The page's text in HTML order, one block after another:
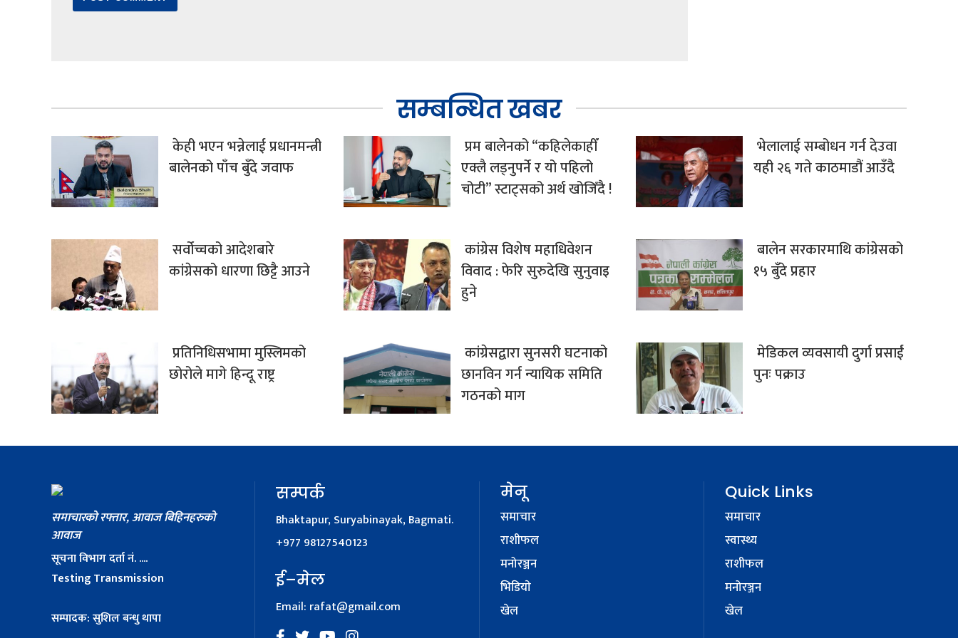
सम्बन्धित खबर
केही भएन भन्नेलाई प्रधानमन्त्री
बालेनको पाँच बुँदे जवाफ
प्रम बालेनको “कहिलेकाहीँ
एक्लै लड्नुपर्ने र यो पहिलो
चोटी” स्टाट्सको अर्थ खोजिँदै !
भेलालाई सम्बोधन गर्न देउवा
यही २६ गते काठमाडौं आउँदै
सर्वोच्चको आदेशबारे
कांग्रेसको धारणा छिट्टै आउने
कांग्रेस विशेष महाधिवेशन
विवाद : फेरि सुरुदेखि सुनुवाइ
हुने
बालेन सरकारमाथि कांग्रेसको
१५ बुँदे प्रहार
प्रतिनिधिसभामा मुस्लिमको
छोरोले मागे हिन्दू राष्ट्र
कांग्रेसद्वारा सुनसरी घटनाको
छानविन गर्न न्यायिक समिति
गठनको माग
मेडिकल व्यवसायी दुर्गा प्रसाईं
पुनः पक्राउ
समाचारको रफ्तार, आवाज बिहिनहरुको
आवाज
सूचना विभाग दर्ता नं. ....
Testing Transmission
सम्पादक: सुशिल बन्धु थापा
सम्पर्क
Bhaktapur, Suryabinayak, Bagmati.
+977 98127540123
ई–मेल
Email: rafat@gmail.com
मेनू
समाचार
राशीफल
मनोरञ्जन
भिडियाे
खेल
Quick Links
समाचार
स्वास्थ्य
राशीफल
मनोरञ्जन
खेल